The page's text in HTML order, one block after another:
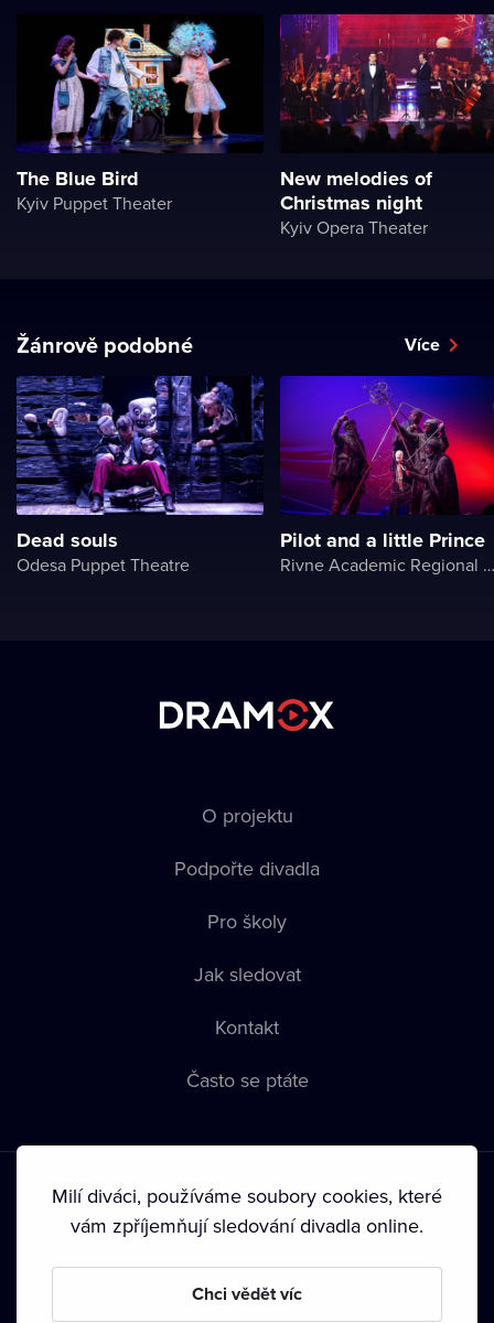
The Blue Bird
Kyiv Puppet Theater
New melodies of
Christmas night
Kyiv Opera Theater
Žánrově podobné Více
Dead souls
Odesa Puppet Theatre
Pilot and a little Prince
Rivne Academic Regional Puppet Theater
O projektu
Podpořte divadla
Pro školy
Jak sledovat
Kontakt
Často se ptáte
Podmínky používání • Ochrana soukromí • Zásady používání
• Autorská práva•
Milí diváci, používáme soubory cookies, které
vám zpříjemňují sledování divadla online.
Chci vědět víc